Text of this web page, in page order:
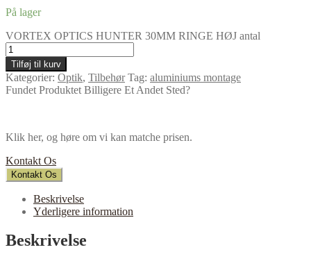
På lager
VORTEX OPTICS HUNTER 30MM RINGE HØJ antal
Tilføj til kurv
Kategorier: Optik, Tilbehør Tag: aluminiums montage
Fundet Produktet Billigere Et Andet Sted?
Klik her, og høre om vi kan matche prisen.
Kontakt Os
Kontakt Os
Beskrivelse
Yderligere information
Beskrivelse